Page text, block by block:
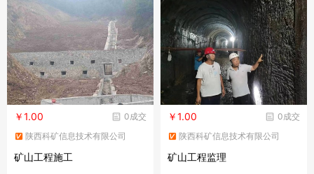
0成交
￥1.00
陕西科矿信息技术有限公司
矿山工程施工
0成交
￥1.00
陕西科矿信息技术有限公司
矿山工程监理